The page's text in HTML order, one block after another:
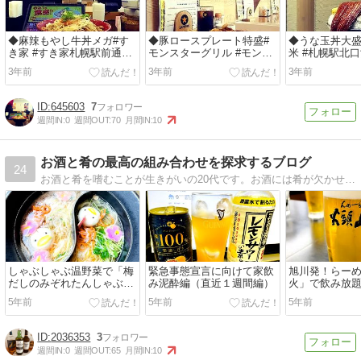
◆麻辣もやし牛丼メガ#す
き家 #すき家札幌駅前通北
一条店 #期間限定 #麻辣も
やし牛丼 ...
3年前
◆豚ロースプレート特盛#
モンスターグリル #モンス
ターグリル札幌店 #豚ロー
スプレート ...
3年前
◆うな玉丼大
米 #札幌駅北
純米 #10食限
#うな...
3年前
645603 7
週間IN:0 週間OUT:70 月間IN:10
24
お酒と肴の最高の組み合わせを探求するブログ
お酒と肴を嗜むことが生きがいの20代です。お酒には肴が欠かせないもので、逆に肴にはお酒は欠かせないものです。その最高の組み合わせを探求するブログ
しゃぶしゃぶ温野菜で「梅
だしのみぞれたんしゃぶ」
編
5年前
緊急事態宣言に向けて家飲
み泥酔編（直近１週間編）
5年前
旭川発！らー
火」で飲み放
5年前
2036353 3
週間IN:0 週間OUT:65 月間IN:10